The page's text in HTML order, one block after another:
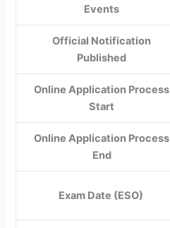
Events
Official Notification
Published
Online Application Process
Start
Online Application Process
End
Exam Date (ESO)